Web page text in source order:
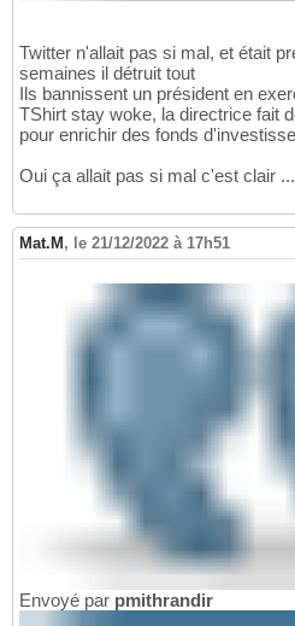
Twitter n'allait pas si mal, et était
semaines il détruit tout
Ils bannissent un président en
TShirt stay woke, la directrice fait
pour enrichir des fonds
Oui ça allait pas si mal c'est clair ...
Mat.M , le 21/12/2022 à 17h51
Envoyé par pmithrandir